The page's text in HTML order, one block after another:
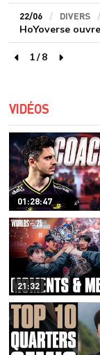
22/06 DIVERS
page précédente
1/8
page
VIDÉOS
01:28:47
21:32